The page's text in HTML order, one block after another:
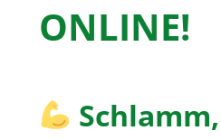
ONLINE!
Schlamm,